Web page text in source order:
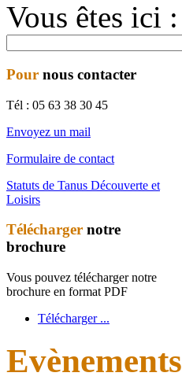
Vous êtes ici :
Pour nous contacter
Tél : 05 63 38 30 45
Envoyez un mail
Formulaire de contact
Statuts de Tanus Découverte et
Loisirs
Télécharger notre
brochure
Vous pouvez télécharger notre
brochure en format PDF
Télécharger ...
Evènements